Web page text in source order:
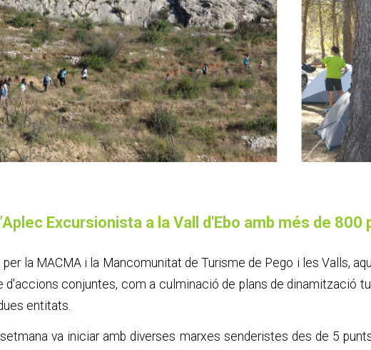
Excursionista a la Vall d'Ebo amb més de
per la MACMA i la Mancomunitat de Turisme de Pego i les Valls,
d'accions conjuntes, com a culminació de plans de dinamització
entitats.
va iniciar amb diverses marxes senderistes des de 5